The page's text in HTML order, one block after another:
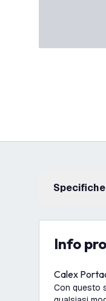
Specifiche
info
Calex
Con questo